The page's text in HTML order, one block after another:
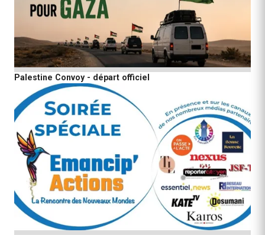
Palestine Convoy - départ officiel